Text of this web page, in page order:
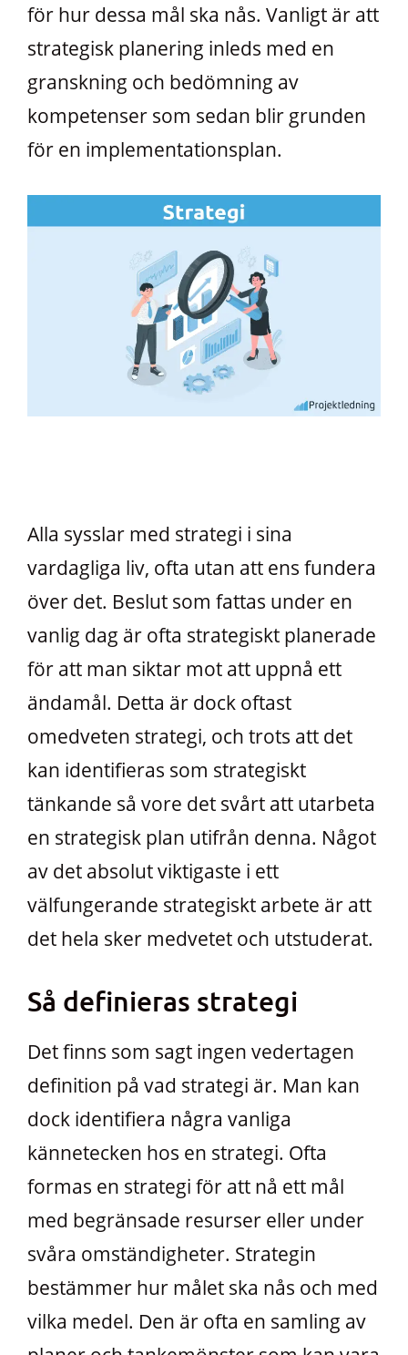
för hur dessa mål ska nås. Vanligt är att
strategisk planering inleds med en
granskning och bedömning av
kompetenser som sedan blir grunden
för en implementationsplan.
Alla sysslar med strategi i sina
vardagliga liv, ofta utan att ens fundera
över det. Beslut som fattas under en
vanlig dag är ofta strategiskt planerade
för att man siktar mot att uppnå ett
ändamål. Detta är dock oftast
omedveten strategi, och trots att det
kan identifieras som strategiskt
tänkande så vore det svårt att utarbeta
en strategisk plan utifrån denna. Något
av det absolut viktigaste i ett
välfungerande strategiskt arbete är att
det hela sker medvetet och utstuderat.
Så definieras strategi
Det finns som sagt ingen vedertagen
definition på vad strategi är. Man kan
dock identifiera några vanliga
kännetecken hos en strategi. Ofta
formas en strategi för att nå ett mål
med begränsade resurser eller under
svåra omständigheter. Strategin
bestämmer hur målet ska nås och med
vilka medel. Den är ofta en samling av